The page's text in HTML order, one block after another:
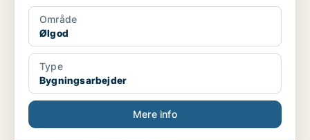
Område
Ølgod
Type
Bygningsarbejder
Mere info